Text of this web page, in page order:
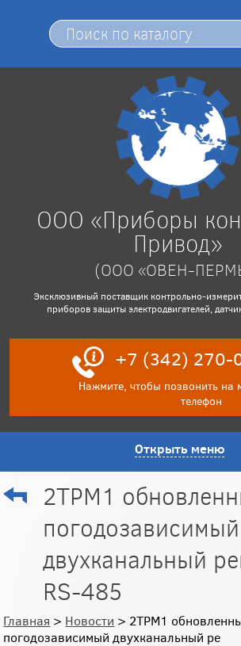
ООО «Приборы
Привод»
(ООО «ОВЕН-
Эксклюзивный поставщик контрольно-
приборов защиты электродвигателей,
+7 (342) 270-
Нажмите, чтобы позвонить на
телефон
Открыть меню
2ТРМ1
погодозависимый
двухканальный
RS-485
Главная > Новости > 2ТРМ1
погодозависимый двухканальный ре